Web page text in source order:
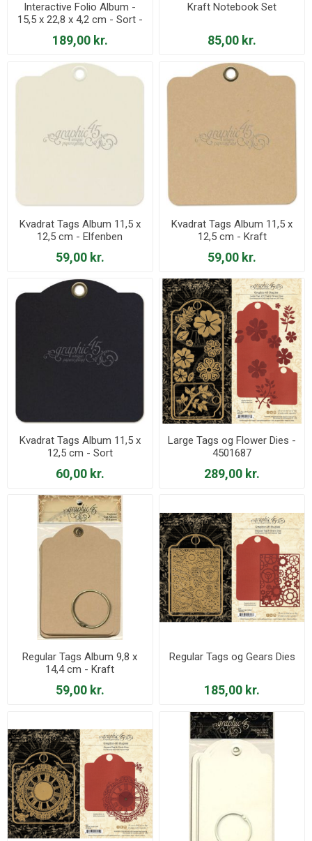
Interactive Folio Album -
15,5 x 22,8 x 4,2 cm - Sort -
4502565
189,00 kr.
Kraft Notebook Set
85,00 kr.
Kvadrat Tags Album 11,5 x
12,5 cm - Elfenben
59,00 kr.
Kvadrat Tags Album 11,5 x
12,5 cm - Kraft
59,00 kr.
Kvadrat Tags Album 11,5 x
12,5 cm - Sort
60,00 kr.
Large Tags og Flower Dies -
4501687
289,00 kr.
Regular Tags Album 9,8 x
14,4 cm - Kraft
59,00 kr.
Regular Tags og Gears Dies
185,00 kr.